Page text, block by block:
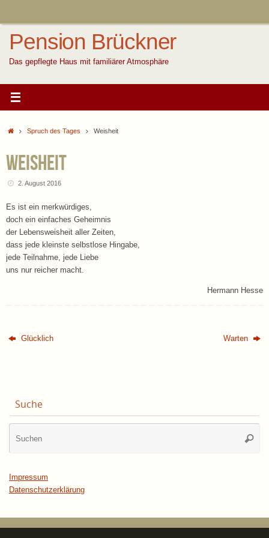
Pension Brückner
Das gepflegte Haus mit familiärer Atmosphäre
StartSpruch des Tages Weisheit
Weisheit
2. August 2016
Es ist ein merkwürdiges,
doch ein einfaches Geheimnis
der Lebensweisheit aller Zeiten,
dass jede kleinste selbstlose Hingabe,
jede Teilnahme, jede Liebe
uns nur reicher macht.
Hermann Hesse
Glücklich Warten
Suche
Impressum
Datenschutzerklärung